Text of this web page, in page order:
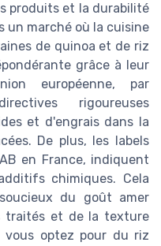
produits et la durabilité
un marché où la cuisine
de quinoa et de riz
grâce à leur
européenne, par
rigoureuses
et d'engrais dans la
De plus, les labels
en France, indiquent
chimiques. Cela
du goût amer
traités et de la texture
optez pour du riz